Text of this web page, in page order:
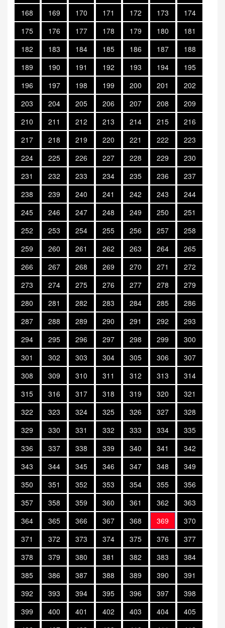
168
169 170 171 172 173
174
175
176 177 178 179 180
181
182
183 184 185 186 187
188
189
190 191 192 193 194
195
196
197 198 199 200 201
202
203
204 205 206 207 208
209
210
211 212 213 214 215
216
217
218 219 220 221 222
223
224
225 226 227 228 229
230
231
232 233 234 235 236
237
238
239 240 241 242 243
244
245
246 247 248 249 250
251
252
253 254 255 256 257
258
259
260 261 262 263 264
265
266
267 268 269 270 271
272
273
274 275 276 277 278
279
280
281 282 283 284 285
286
287
288 289 290 291 292
293
294
295 296 297 298 299
300
301
302 303 304 305 306
307
308
309 310 311 312 313
314
315
316 317 318 319 320
321
322
323 324 325 326 327
328
329
330 331 332 333 334
335
336
337 338 339 340 341
342
343
344 345 346 347 348
349
350
351 352 353 354 355
356
357
358 359 360 361 362
363
364
365 366 367 368 369
370
371
372 373 374 375 376
377
378
379 380 381 382 383
384
385
386 387 388 389 390
391
392
393 394 395 396 397
398
399
400 401 402 403 404
405